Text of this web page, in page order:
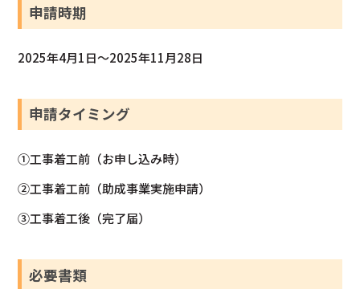
申請時期
2025年4月1日～2025年11月28日
申請タイミング
①工事着工前（お申し込み時）
②工事着工前（助成事業実施申請）
③工事着工後（完了届）
必要書類